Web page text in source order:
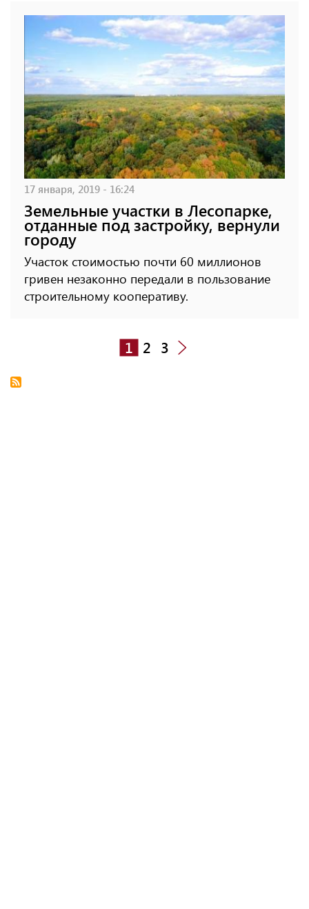
17 января, 2019 - 16:24
Земельные участки в Лесопарке,
отданные под застройку, вернули
городу
Участок стоимостью почти 60 миллионов
гривен незаконно передали в пользование
строительному кооперативу.
1 2 3